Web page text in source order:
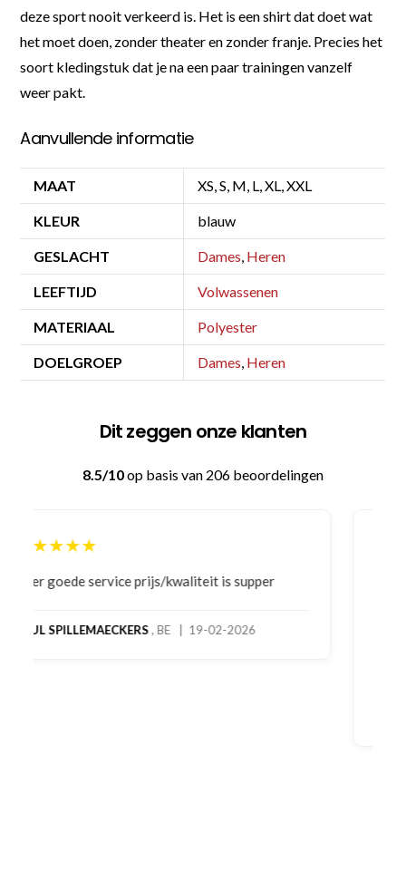
deze sport nooit verkeerd is. Het is een shirt dat doet wat
het moet doen, zonder theater en zonder franje. Precies het
soort kledingstuk dat je na een paar trainingen vanzelf
weer pakt.
Aanvullende informatie
MAAT XS, S, M, L, XL, XXL
KLEUR blauw
GESLACHT Dames, Heren
LEEFTIJD Volwassenen
MATERIAAL Polyester
DOELGROEP Dames, Heren
Dit zeggen onze klanten
8.5/10op basis van 206 beoordelingen
★★★★★
Bestelling gedaan vanwege goede prijzen en
bestelling al ontvangen met gifts, waardoor je